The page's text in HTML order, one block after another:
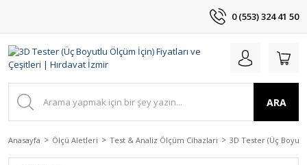
0 (553) 324 41 50
ARA
Anasayfa Ölçü Aletleri Test & Analiz Ölçüm Cihazları 3D Tester (Üç